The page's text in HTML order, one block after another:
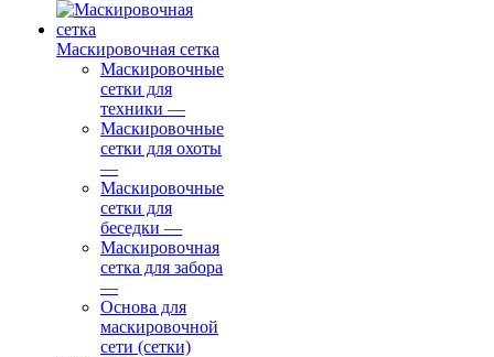
Маскировочная сетка
Маскировочные
сетки для
техники —
Маскировочные
сетки для охоты
—
Маскировочные
сетки для
беседки —
Маскировочная
сетка для забора
—
Основа для
маскировочной
сети (сетки)